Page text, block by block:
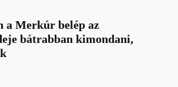
a Merkúr belép az
bátrabban kimondani,